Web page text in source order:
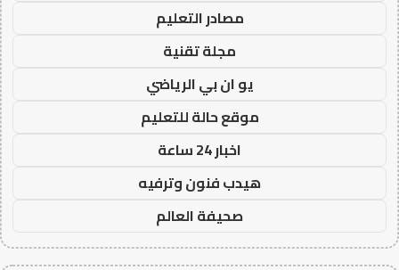
مصادر التعليم
مجلة تقنية
يو ان بي الرياضي
موقع حالة للتعليم
اخبار 24 ساعة
هيدب فنون وترفيه
صحيفة العالم